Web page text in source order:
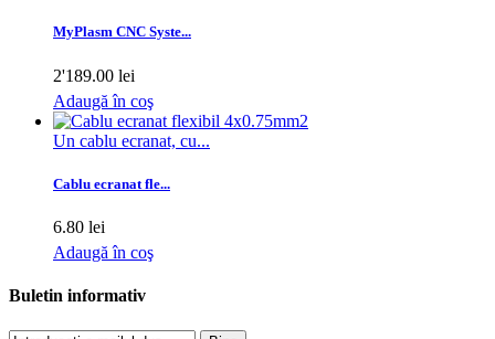
MyPlasm CNC Syste...
2'189.00 lei
Adaugă în coş
Un cablu ecranat, cu...
Cablu ecranat fle...
6.80 lei
Adaugă în coş
Buletin informativ